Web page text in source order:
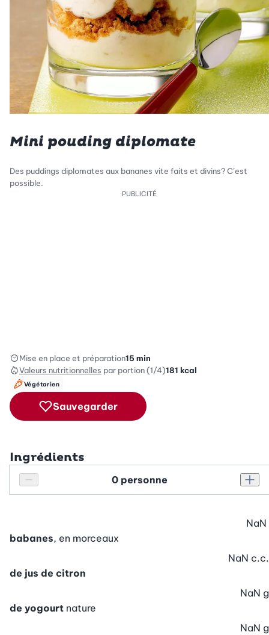
Mini pouding diplomate
Des puddings diplomates aux bananes vite faits et divins? C’est
possible.
PUBLICITÉ
Mise en place et préparation15 min
Valeurs nutritionnelles par portion (1/4)181 kcal
Végétarien
Sauvegarder
Ingrédients
Réduire le nombre de personnes
Personnes
babanes, en morceaux
NaN
de jus de citron
NaN c.c.
de yogourt nature
NaN g
NaN g